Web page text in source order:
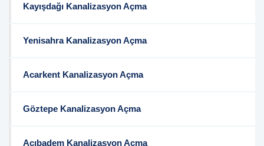
Kayışdağı Kanalizasyon Açma
Yenisahra Kanalizasyon Açma
Acarkent Kanalizasyon Açma
Göztepe Kanalizasyon Açma
Acıbadem Kanalizasyon Açma